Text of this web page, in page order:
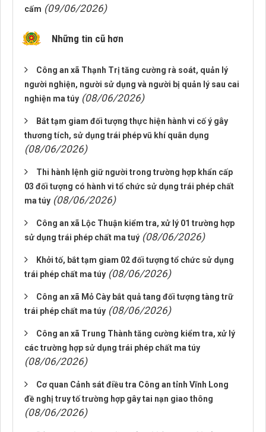
cấm (09/06/2026)
Những tin cũ hơn
Công an xã Thạnh Trị tăng cường rà soát, quản lý
người nghiện, người sử dụng và người bị quản lý sau cai
nghiện ma túy (08/06/2026)
Bắt tạm giam đối tượng thực hiện hành vi cố ý gây
thương tích, sử dụng trái phép vũ khí quân dụng
(08/06/2026)
Thi hành lệnh giữ người trong trường hợp khẩn cấp
03 đối tượng có hành vi tổ chức sử dụng trái phép chất
ma túy (08/06/2026)
Công an xã Lộc Thuận kiểm tra, xử lý 01 trường hợp
sử dụng trái phép chất ma tuý (08/06/2026)
Khởi tố, bắt tạm giam 02 đối tượng tổ chức sử dụng
trái phép chất ma túy (08/06/2026)
Công an xã Mỏ Cày bắt quả tang đối tượng tàng trữ
trái phép chất ma túy (08/06/2026)
Công an xã Trung Thành tăng cường kiểm tra, xử lý
các trường hợp sử dụng trái phép chất ma túy
(08/06/2026)
Cơ quan Cảnh sát điều tra Công an tỉnh Vĩnh Long
đề nghị truy tố trường hợp gây tai nạn giao thông
(08/06/2026)